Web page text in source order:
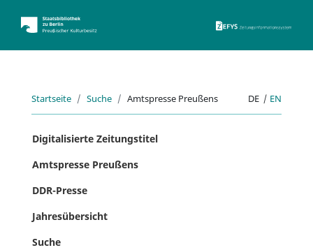
Startseite Suche Amtspresse Preußens DE | EN
Digitalisierte Zeitungstitel
Amtspresse Preußens
DDR-Presse
Jahresübersicht
Suche